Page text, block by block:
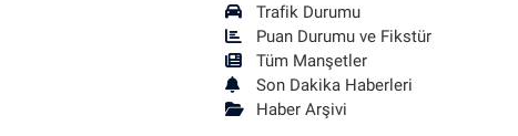
Trafik Durumu
Puan Durumu ve Fikstür
Tüm Manşetler
Son Dakika Haberleri
Haber Arşivi